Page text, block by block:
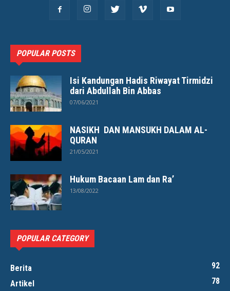
POPULAR POSTS
Isi Kandungan Hadis Riwayat Tirmidzi
dari Abdullah Bin Abbas
07/06/2021
NASIKH DAN MANSUKH DALAM AL-
QURAN
21/05/2021
Hukum Bacaan Lam dan Ra’
13/08/2022
POPULAR CATEGORY
Berita
92
Artikel
78